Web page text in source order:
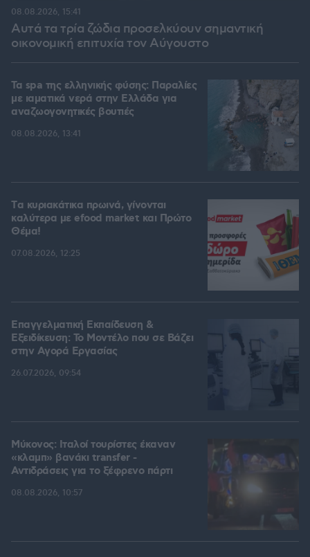
Αυτά τα τρία ζώδια προσελκύουν σημαντική
οικονομική επιτυχία τον Αύγουστο
08.08.2026, 15:41
Τα spa της ελληνικής φύσης: Παραλίες
με ιαματικά νερά στην Ελλάδα για
αναζωογονητικές βουτιές
08.08.2026, 13:41
Tα κυριακάτικα πρωινά, γίνονται
καλύτερα με efood market και Πρώτο
Θέμα!
07.08.2026, 12:25
Επαγγελματική Εκπαίδευση &
Εξειδίκευση: Το Mοντέλο που σε Bάζει
στην Aγορά Eργασίας
26.07.2026, 09:54
Μύκονος: Ιταλοί τουρίστες έκαναν
«κλαμπ» βανάκι transfer -
Αντιδράσεις για το ξέφρενο πάρτι
08.08.2026, 10:57